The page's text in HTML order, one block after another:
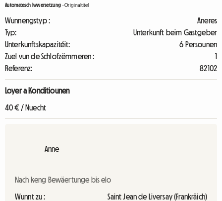
Automatesch Iwwersetzung -Originaltitel
Wunnengstyp :
Aneres
Typ:
Unterkunft beim Gastgeber
Unterkunftskapazitéit:
6 Persounen
Zuel vun de Schlofzëmmeren :
1
Referenz:
82102
Loyer a Konditiounen
40 € / Nuecht
Anne
Nach keng Bewäertunge bis elo
Wunnt zu :
Saint Jean de Liversay (Frankräich)